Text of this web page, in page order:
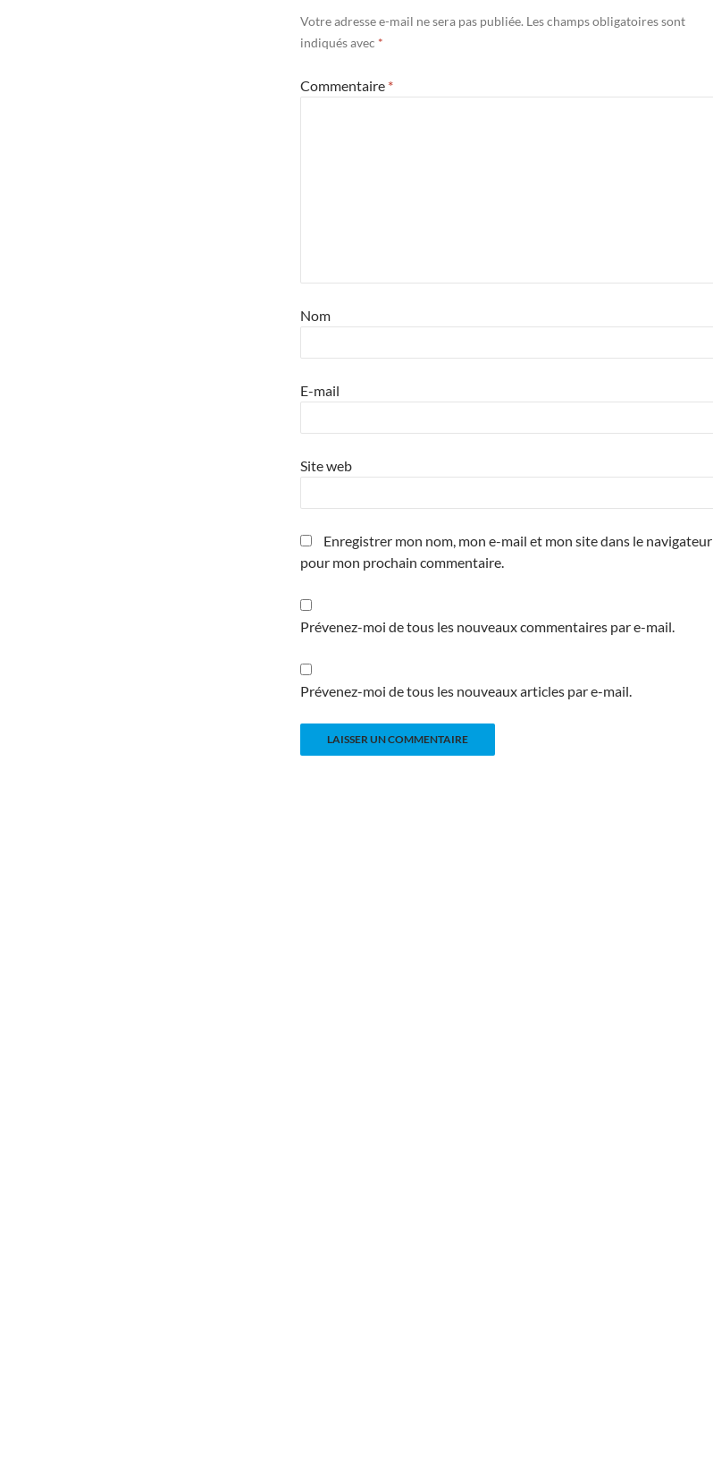
Votre adresse e-mail ne sera pas publiée. Les champs obligatoires sont
indiqués avec *
Commentaire *
Nom
E-mail
Site web
Enregistrer mon nom, mon e-mail et mon site dans le navigateur
pour mon prochain commentaire.
Prévenez-moi de tous les nouveaux commentaires par e-mail.
Prévenez-moi de tous les nouveaux articles par e-mail.